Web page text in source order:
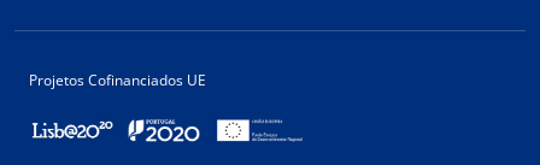
Projetos Cofinanciados UE